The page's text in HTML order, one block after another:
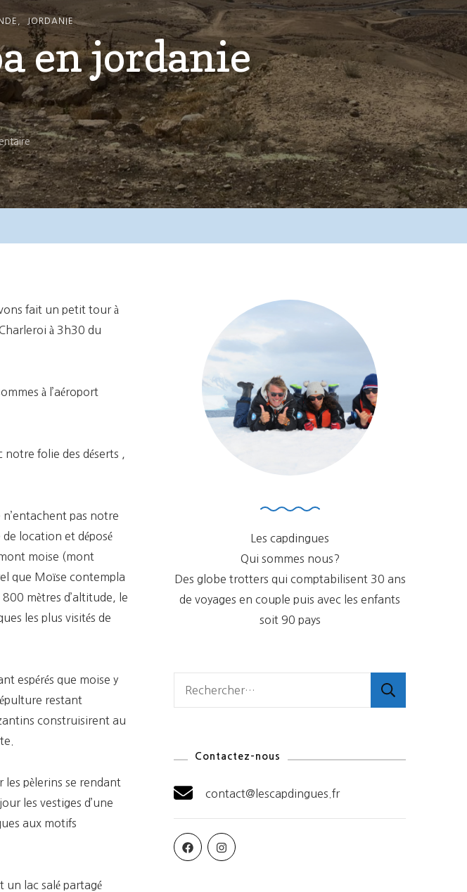
JORDANIE
en jordanie
Sur
Jour
1:
Madaba
Jordanie
fait un petit tour à
à 3h30 du
à l’aéroport
folie des déserts ,
pas notre
location et déposé
moise (mont
que Moïse contempla
mètres d’altitude, le
les plus visités de
espérés que moise y
restant
construisirent au
les pèlerins se rendant
les vestiges d’une
aux motifs
un lac salé partagé
Les capdingues
Qui sommes nous?
Des globe trotters qui comptabilisent 30 ans
de voyages en couple puis avec les enfants
soit 90 pays
Contactez-nous
contact@lescapdingues.fr